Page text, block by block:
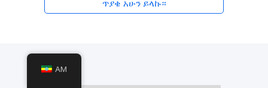
ጥያቄ አሁን ይላኩ።
AM